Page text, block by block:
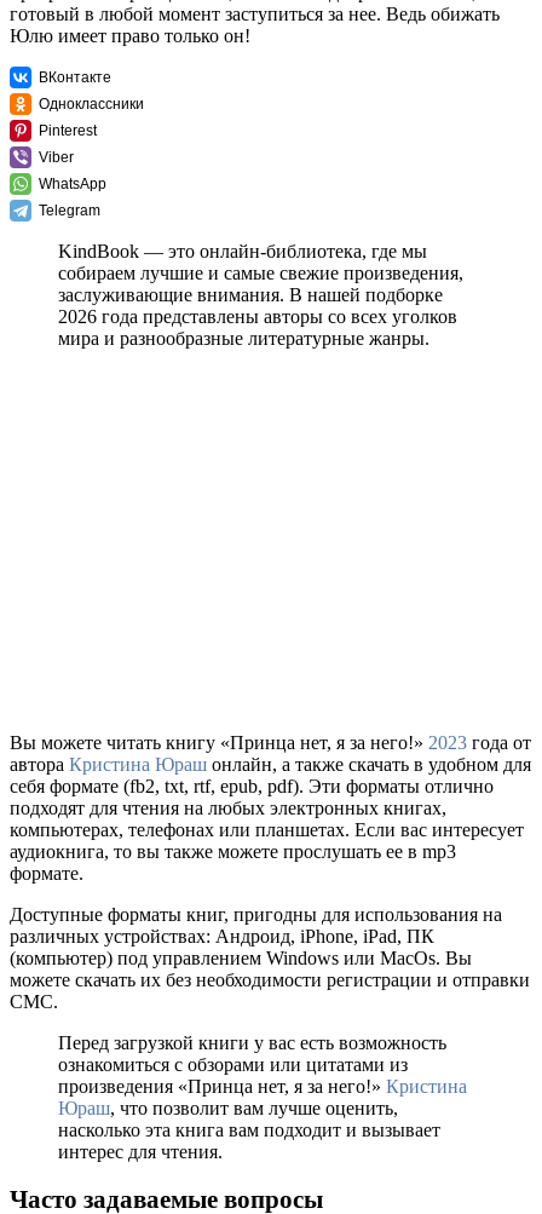
готовый в любой момент заступиться за нее. Ведь обижать
Юлю имеет право только он!
ВКонтакте
Одноклассники
Pinterest
Viber
WhatsApp
Telegram
KindBook — это онлайн-библиотека, где мы
собираем лучшие и самые свежие произведения,
заслуживающие внимания. В нашей подборке
2026 года представлены авторы со всех уголков
мира и разнообразные литературные жанры.
Вы можете читать книгу «Принца нет, я за него!» 2023 года от
автора Кристина Юраш онлайн, а также скачать в удобном для
себя формате (fb2, txt, rtf, epub, pdf). Эти форматы отлично
подходят для чтения на любых электронных книгах,
компьютерах, телефонах или планшетах. Если вас интересует
аудиокнига, то вы также можете прослушать ее в mp3
формате.
Доступные форматы книг, пригодны для использования на
различных устройствах: Андроид, iPhone, iPad, ПК
(компьютер) под управлением Windows или MacOs. Вы
можете скачать их без необходимости регистрации и отправки
СМС.
Перед загрузкой книги у вас есть возможность
ознакомиться с обзорами или цитатами из
произведения «Принца нет, я за него!» Кристина
Юраш, что позволит вам лучше оценить,
насколько эта книга вам подходит и вызывает
интерес для чтения.
Часто задаваемые вопросы